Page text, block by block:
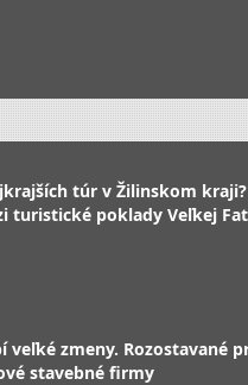
túr v Žilinskom
turistické poklady Veľkej
veľké zmeny. Rozostavané
stavebné firmy